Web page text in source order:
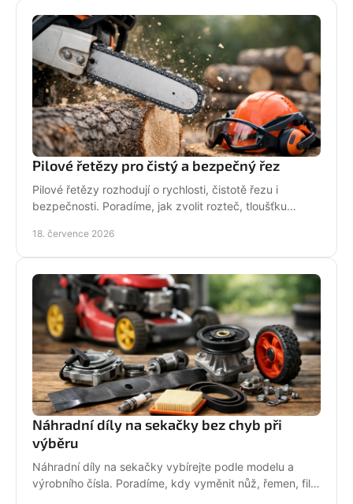
Pilové řetězy pro čistý a bezpečný řez
Pilové řetězy rozhodují o rychlosti, čistotě řezu i
bezpečnosti. Poradíme, jak zvolit rozteč, tloušťku
18. července 2026
Náhradní díly na sekačky bez chyb při
výběru
Náhradní díly na sekačky vybírejte podle modelu a
výrobního čísla. Poradíme, kdy vyměnit nůž, řemen, filtr